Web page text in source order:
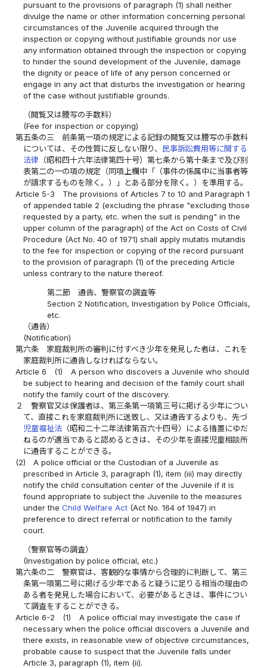
pursuant to the provisions of paragraph (1) shall neither
divulge the name or other information concerning personal
circumstances of the Juvenile acquired through the
inspection or copying without justifiable grounds nor use
any information obtained through the inspection or copying
to hinder the sound development of the Juvenile, damage
the dignity or peace of life of any person concerned or
engage in any act that disturbs the investigation or hearing
of the case without justifiable grounds.
（閲覧又は謄写の手数料）
(Fee for inspection or copying)
第五条の三
前条第一項の規定による記録の閲覧又は謄写の手数料
については、その性質に反しない限り、 民事訴訟費用等に関する
法律 （昭和四十六年法律第四十号）第七条から第十条まで及び別
表第二の一の項の規定（同項上欄中「（事件の係属中に当事者等
が請求するものを除く。）」とある部分を除く。）を準用する。
Article 5-3
The provisions of Articles 7 to 10 and Paragraph 1
of appended table 2 (excluding the phrase "excluding those
requested by a party, etc. when the suit is pending" in the
upper column of the paragraph) of the Act on Costs of Civil
Procedure (Act No. 40 of 1971) shall apply mutatis mutandis
to the fee for inspection or copying of the record pursuant
to the provision of paragraph (1) of the preceding Article
unless contrary to the nature thereof.
第二節 通告、警察官の調査等
Section 2 Notification, Investigation by Police Officials,
etc.
（通告）
(Notification)
第六条
家庭裁判所の審判に付すべき少年を発見した者は、これを
家庭裁判所に通告しなければならない。
Article 6
(1)
A person who discovers a Juvenile who should
be subject to hearing and decision of the family court shall
notify the family court of the discovery.
２
警察官又は保護者は、第三条第一項第三号に掲げる少年につい
て、直接これを家庭裁判所に送致し、又は通告するよりも、先づ
児童福祉法 （昭和二十二年法律第百六十四号）による措置にゆだ
ねるのが適当であると認めるときは、その少年を直接児童相談所
に通告することができる。
(2)
A police official or the Custodian of a Juvenile as
prescribed in Article 3, paragraph (1), item (iii) may directly
notify the child consultation center of the Juvenile if it is
found appropriate to subject the Juvenile to the measures
under theChild Welfare Act (Act No. 164 of 1947) in
preference to direct referral or notification to the family
court.
（警察官等の調査）
(Investigation by police official, etc.)
第六条の二
警察官は、客観的な事情から合理的に判断して、第三
条第一項第二号に掲げる少年であると疑うに足りる相当の理由の
ある者を発見した場合において、必要があるときは、事件につい
て調査をすることができる。
Article 6-2
(1)
A police official may investigate the case if
necessary when the police official discovers a Juvenile and
there exists, in reasonable view of objective circumstances,
probable cause to suspect that the Juvenile falls under
Article 3, paragraph (1), item (ii).